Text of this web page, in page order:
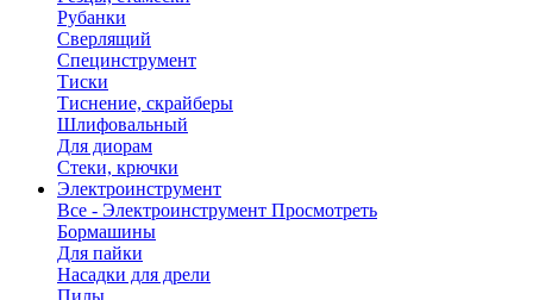
Рубанки
Сверлящий
Специнструмент
Тиски
Тиснение, скрайберы
Шлифовальный
Для диорам
Стеки, крючки
Электроинструмент
Все - Электроинструмент Просмотреть
Бормашины
Для пайки
Насадки для дрели
Пилы